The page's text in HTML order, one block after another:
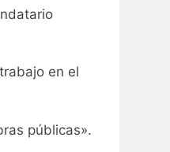
en el
públicas».